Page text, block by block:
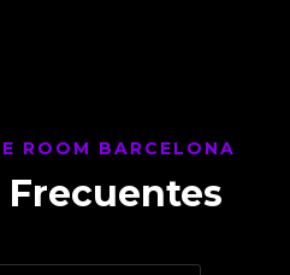
ROOM BARCELONA
Frecuentes